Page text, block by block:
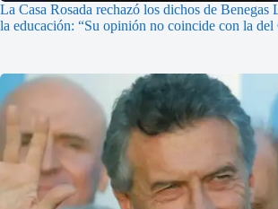
La Casa Rosada rechazó los dichos de Benegas
la educación: “Su opinión no coincide con la del